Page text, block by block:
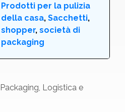
Prodotti per la pulizia
della casa, Sacchetti,
shopper, società di
packaging
Packaging, Logistica e